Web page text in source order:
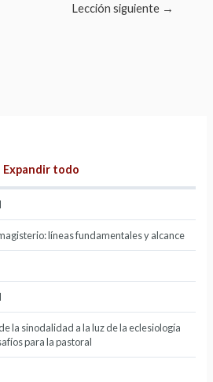
Expandir todo
líneas fundamentales y alcance
la sinodalidad a la luz de la eclesiología
para la pastoral
Lección siguiente →